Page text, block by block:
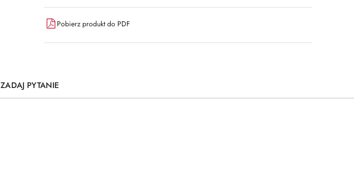
Pobierz produkt do PDF
ZADAJ PYTANIE